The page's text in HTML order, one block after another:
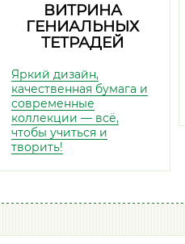
ВИТРИНА
ГЕНИАЛЬНЫХ
ТЕТРАДЕЙ
Яркий дизайн,
качественная бумага и
современные
коллекции — всё,
чтобы учиться и
творить!